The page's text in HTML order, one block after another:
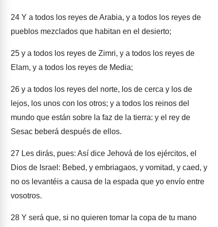
24 Y a todos los reyes de Arabia, y a todos los reyes de
pueblos mezclados que habitan en el desierto;
25 y a todos los reyes de Zimri, y a todos los reyes de
Elam, y a todos los reyes de Media;
26 y a todos los reyes del norte, los de cerca y los de
lejos, los unos con los otros; y a todos los reinos del
mundo que están sobre la faz de la tierra: y el rey de
Sesac beberá después de ellos.
27 Les dirás, pues: Así dice Jehová de los ejércitos, el
Dios de Israel: Bebed, y embriagaos, y vomitad, y caed, y
no os levantéis a causa de la espada que yo envío entre
vosotros.
28 Y será que, si no quieren tomar la copa de tu mano